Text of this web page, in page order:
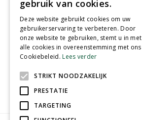
gebruik van cookies.
Deze website gebruikt cookies om uw
gebruikerservaring te verbeteren. Door
onze website te gebruiken, stemt u in met
alle cookies in overeenstemming met ons
Cookiebeleid.Lees verder
STRIKT NOODZAKELIJK
PRESTATIE
TARGETING